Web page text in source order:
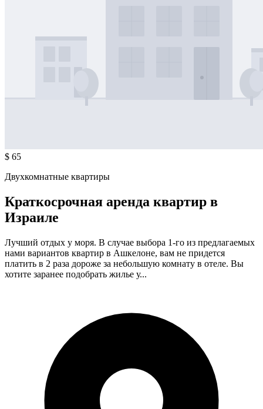
$ 65
Двухкомнатные квартиры
Краткосрочная аренда квартир в
Израиле
Лучший отдых у моря. В случае выбора 1-го из предлагаемых
нами вариантов квартир в Ашкелоне, вам не придется
платить в 2 раза дороже за небольшую комнату в отеле. Вы
хотите заранее подобрать жилье у...